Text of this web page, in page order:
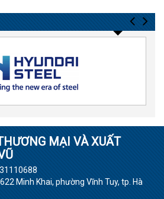
MẠI VÀ XUẤT
Minh Khai, phường Vĩnh Tuy, tp. Hà